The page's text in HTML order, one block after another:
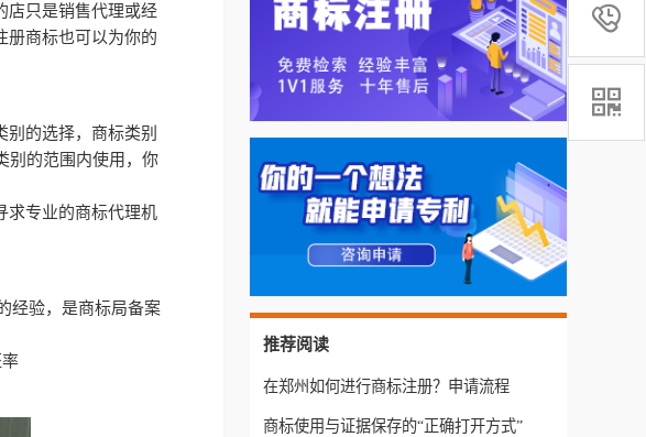
店只是销售代理或经
册商标也可以为你的
别的选择，商标类别
别的范围内使用，你
求专业的商标代理机
经验，是商标局备案
推荐阅读
在郑州如何进行商标注册？申请流程
商标使用与证据保存的“正确打开方式”

